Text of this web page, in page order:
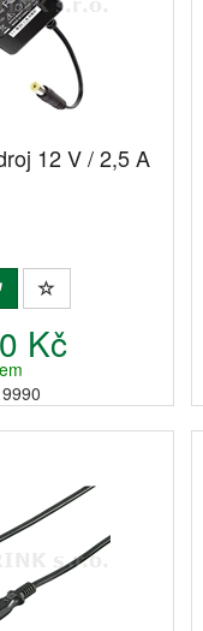
12 V / 2,5 A
Kč